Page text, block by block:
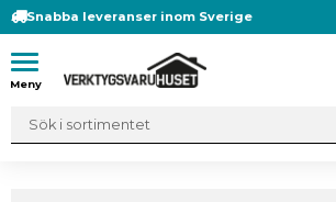
Meny
Snabba leveranser inom Sverige